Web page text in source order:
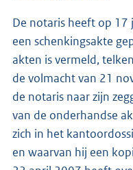
De notaris heeft op
een schenkingsakte
akten is vermeld,
de volmacht van 21
de notaris naar zijn
van de onderhandse
zich in het
en waarvan hij een